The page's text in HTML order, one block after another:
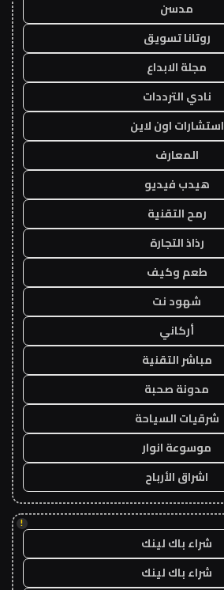
مدسن
روتانا تسويق
مجلة الابداع
نادي الترددات
استشارات اون لاين
المعارف
هيدب فيديو
رمح التقنية
رذاذ التجارة
طعم وكيف
شهود نت
أركاني
مباشر التقنية
مدونة صحبة
شرقيات السياحة
موسوعة انوار
اشراق الأرباح
!
شراء باك لينك
شراء باك لينك